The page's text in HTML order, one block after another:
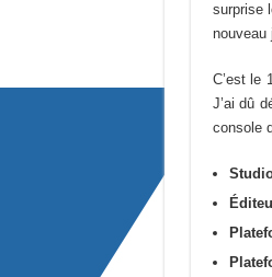
surprise
nouveau
C’est le
J’ai dû
console